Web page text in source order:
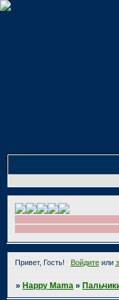
Привет, Гость! Войдитеили
»Happy Mama »